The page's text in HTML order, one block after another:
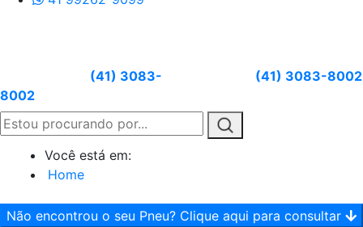
(41) 3083-
8002
(41) 3083-8002
Você está em:
Home
Não encontrou o seu Pneu? Clique aqui para consultar